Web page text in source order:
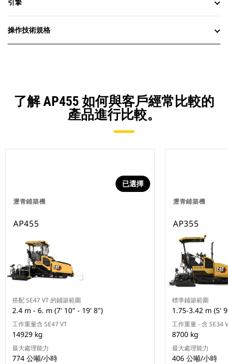
引擎
操作技術規格
了解 AP455 如何與客戶經常比較的
產品進行比較。
瀝青鋪築機
已選擇
AP455
搭配 SE47 VT 的鋪築範圍
2.4 m - 6. m (7' 10" - 19' 8")
工作重量含 SE47 VT
14929 kg
最大處理能力
774 公噸/小時
瀝青鋪築機
AP355
標準鋪築範圍
1.75-3.42 m (5'
工作重量 - 含 SE34
8700 kg
最大處理能力
406 公噸/小時